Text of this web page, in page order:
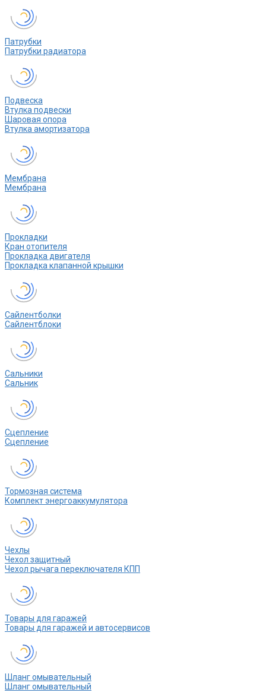
Патрубки
Патрубки радиатора
Подвеска
Втулка подвески
Шаровая опора
Втулка амортизатора
Мембрана
Мембрана
Прокладки
Кран отопителя
Прокладка двигателя
Прокладка клапанной крышки
Сайлентболки
Сайлентблоки
Сальники
Сальник
Сцепление
Сцепление
Тормозная система
Комплект энергоаккумулятора
Чехлы
Чехол защитный
Чехол рычага переключателя КПП
Товары для гаражей
Товары для гаражей и автосервисов
Шланг омывательный
Шланг омывательный